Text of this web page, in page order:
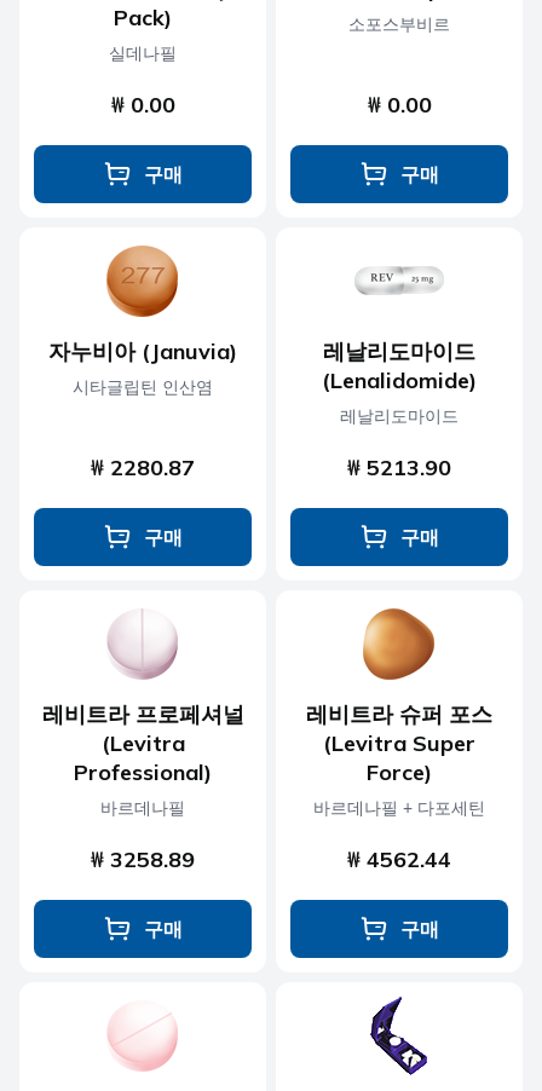
Pack)
실데나필
₩ 0.00
구매
소포스부비르
₩ 0.00
구매
자누비아 (Januvia)
시타글립틴 인산염
₩ 2280.87
구매
레날리도마이드
(Lenalidomide)
레날리도마이드
₩ 5213.90
구매
레비트라 프로페셔널
(Levitra
Professional)
바르데나필
₩ 3258.89
구매
레비트라 슈퍼 포스
(Levitra Super
Force)
바르데나필 + 다포세틴
₩ 4562.44
구매